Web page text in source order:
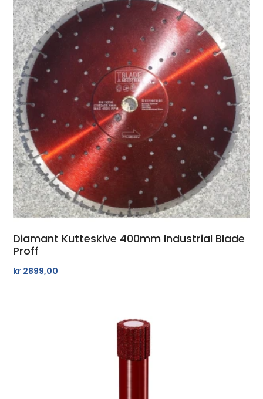
Diamant Kutteskive 400mm Industrial Blade
Proff
kr 2899,00